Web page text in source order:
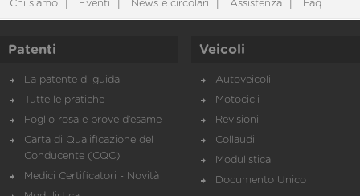
Chi siamo Eventi News e circolari Assistenza Faq
Patenti
La patente di guida
Tutte le pratiche
Foglio rosa e prove d’esame
Carta di Qualificazione del
Conducente (CQC)
Medici Certificatori - Novità
Veicoli
Autoveicoli
Motocicli
Revisioni
Collaudi
Modulistica
Documento Unico